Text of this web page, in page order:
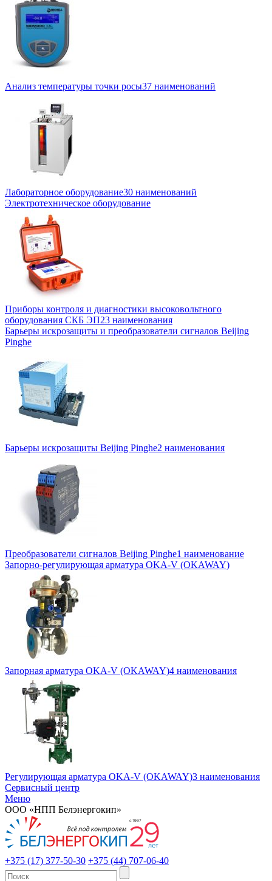
Анализ температуры точки росы37 наименований
Лабораторное оборудование30 наименований
Электротехническое оборудование
Приборы контроля и диагностики высоковольтного
оборудования СКБ ЭП23 наименования
Барьеры искрозащиты и преобразователи сигналов Beijing
Pinghe
Барьеры искрозащиты Beijing Pinghe2 наименования
Преобразователи сигналов Beijing Pinghe1 наименование
Запорно-регулирующая арматура OKA-V (OKAWAY)
Запорная арматура OKA-V (OKAWAY)4 наименования
Регулирующая арматура OKA-V (OKAWAY)3 наименования
Сервисный центр
Меню
ООО «НПП Белэнергокип»
+375 (17) 377-50-30 +375 (44) 707-06-40